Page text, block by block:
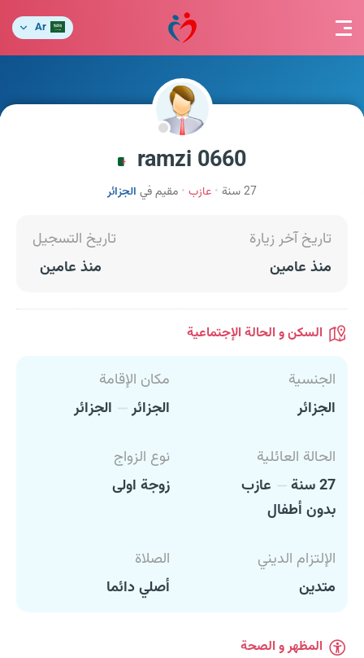
Ar
ramzi 0660
27 سنة عازب مقيم في الجزائر
تاريخ آخر زيارة
منذ عامين
تاريخ التسجيل
منذ عامين
السكن و الحالة الإجتماعية
الجنسية
الجزائر
مكان الإقامة
الجزائر
الجزائر
الحالة العائلية
27 سنة
عازب
بدون أطفال
نوع الزواج
زوجة اولى
الإلتزام الديني
متدين
الصلاة
أصلي دائما
المظهر و الصحة